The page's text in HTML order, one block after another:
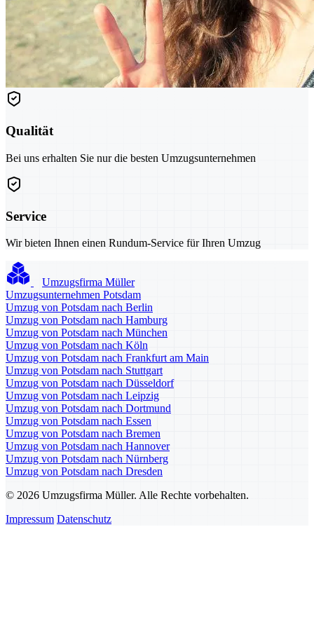
Qualität
Bei uns erhalten Sie nur die besten Umzugsunternehmen
Service
Wir bieten Ihnen einen Rundum-Service für Ihren Umzug
Umzugsfirma Müller
Umzugsunternehmen Potsdam
Umzug von Potsdam nach Berlin
Umzug von Potsdam nach Hamburg
Umzug von Potsdam nach München
Umzug von Potsdam nach Köln
Umzug von Potsdam nach Frankfurt am Main
Umzug von Potsdam nach Stuttgart
Umzug von Potsdam nach Düsseldorf
Umzug von Potsdam nach Leipzig
Umzug von Potsdam nach Dortmund
Umzug von Potsdam nach Essen
Umzug von Potsdam nach Bremen
Umzug von Potsdam nach Hannover
Umzug von Potsdam nach Nürnberg
Umzug von Potsdam nach Dresden
© 2026 Umzugsfirma Müller. Alle Rechte vorbehalten.
Impressum Datenschutz